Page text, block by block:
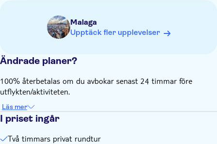
Malaga
Upptäck fler upplevelser
Ändrade planer?
100% återbetalas om du avbokar senast 24 timmar före
utflykten/aktiviteten.
Läs mer
I priset ingår
Två timmars privat rundtur